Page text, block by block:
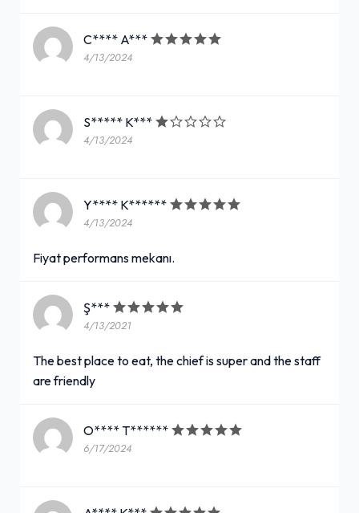
C**** A***
4/13/2024
S***** K***
4/13/2024
Y**** K******
4/13/2024
Fiyat performans mekanı.
Ş***
4/13/2021
The best place to eat, the chief is super and the staff
are friendly
O**** T******
6/17/2024